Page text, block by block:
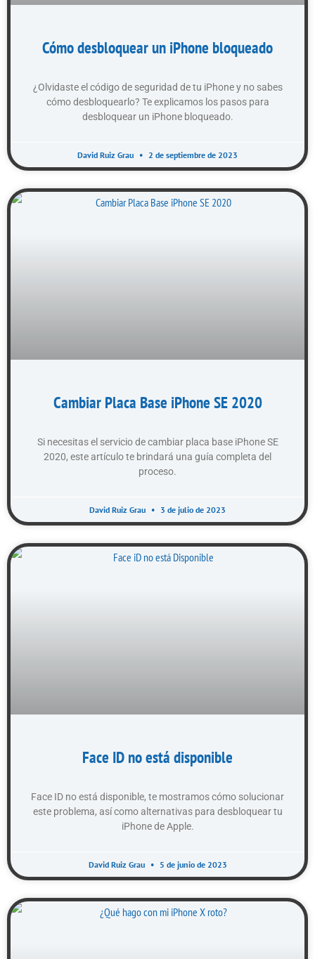
Cómo desbloquear un iPhone bloqueado
¿Olvidaste el código de seguridad de tu iPhone y no sabes
cómo desbloquearlo? Te explicamos los pasos para
desbloquear un iPhone bloqueado.
David Ruiz Grau 2 de septiembre de 2023
Cambiar Placa Base iPhone SE 2020
Si necesitas el servicio de cambiar placa base iPhone SE
2020, este artículo te brindará una guía completa del
proceso.
David Ruiz Grau 3 de julio de 2023
Face ID no está disponible
Face ID no está disponible, te mostramos cómo solucionar
este problema, así como alternativas para desbloquear tu
iPhone de Apple.
David Ruiz Grau 5 de junio de 2023